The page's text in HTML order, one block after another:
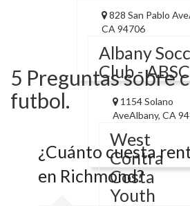
828 San Pablo
CA 94706
Albany
Club - ABSC
1154 Solano
AveAlbany, CA
West
Contra
Costa
Youth
5 Preguntas sobre
futbol.
¿Cuánto cuesta
en Richmond?